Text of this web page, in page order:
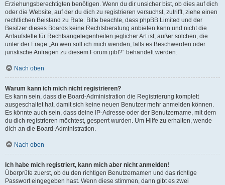
Erziehungsberechtigten benötigen. Wenn du dir unsicher bist, ob dies auf dich
oder die Website, auf der du dich zu registrieren versuchst, zutrifft, ziehe einen
rechtlichen Beistand zu Rate. Bitte beachte, dass phpBB Limited und der
Besitzer dieses Boards keine Rechtsberatung anbieten kann und nicht die
Anlaufstelle für Rechtsangelegenheiten jeglicher Art ist; außer solchen, die
unter der Frage „An wen soll ich mich wenden, falls es Beschwerden oder
juristische Anfragen zu diesem Forum gibt?“ behandelt werden.
Nach oben
Warum kann ich mich nicht registrieren?
Es kann sein, dass die Board-Administration die Registrierung komplett
ausgeschaltet hat, damit sich keine neuen Benutzer mehr anmelden können.
Es könnte auch sein, dass deine IP-Adresse oder der Benutzername, mit dem
du dich registrieren möchtest, gesperrt wurden. Um Hilfe zu erhalten, wende
dich an die Board-Administration.
Nach oben
Ich habe mich registriert, kann mich aber nicht anmelden!
Überprüfe zuerst, ob du den richtigen Benutzernamen und das richtige
Passwort eingegeben hast. Wenn diese stimmen, dann gibt es zwei